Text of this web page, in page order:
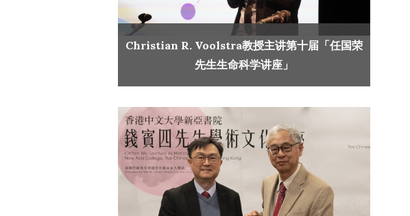
Christian R. Voolstra教授主讲第十届「任国荣
先生生命科学讲座」